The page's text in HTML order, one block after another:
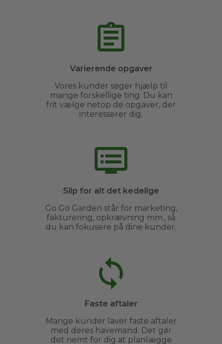
Varierende opgaver
Vores kunder søger hjælp til
mange forskellige ting. Du kan
frit vælge netop de opgaver, der
interesserer dig.
Slip for alt det kedelige
Go Go Garden står for marketing,
fakturering, opkrævning mm., så
du kan fokusere på dine kunder.
Faste aftaler
Mange kunder laver faste aftaler
med deres havemand. Det gør
det nemt for dig at planlægge